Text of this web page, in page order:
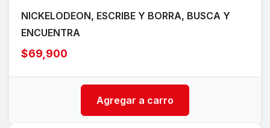
NICKELODEON, ESCRIBE Y BORRA, BUSCA Y
ENCUENTRA
$69,900
Agregar a carro